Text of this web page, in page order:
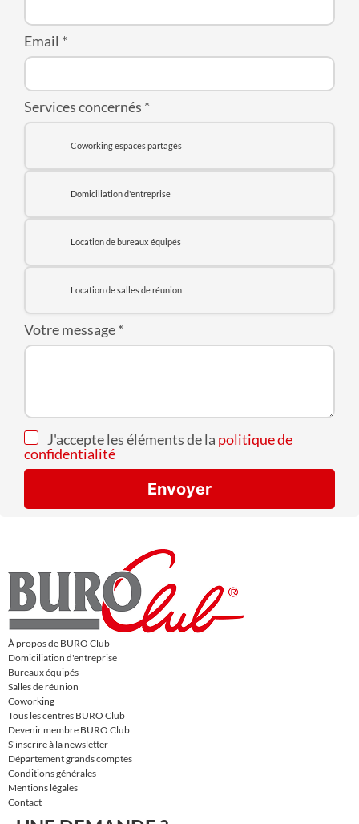
Email *
Services concernés *
Coworking espaces partagés
Domiciliation d'entreprise
Location de bureaux équipés
Location de salles de réunion
Votre message*
J'accepte les éléments de la politique de
confidentialité
Envoyer
À propos de BURO Club
Domiciliation d'entreprise
Bureaux équipés
Salles de réunion
Coworking
Tous les centres BURO Club
Devenir membre BURO Club
S'inscrire à la newsletter
Département grands comptes
Conditions générales
Mentions légales
Contact